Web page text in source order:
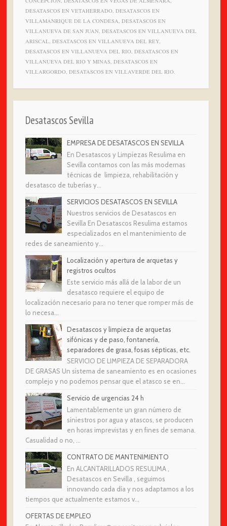
DESATASCOS EN VETAHERRADO, DESATASCOS EN
VILLAMANRIQUE DE LA CONDESA, DESATASCOS EN
VILLANUEVA DE SAN JUAN, DESATASCOS EN VILLANUEVA DEL
ARISCAL, DESATASCOS EN VILLANUEVA DEL REY,
DESATASCOS EN VILLANUEVA DEL RIO, DESATASCOS EN
VILLANUEVA DEL RIO Y MINAS, DESATASCOS EN
VILLARGORDO, DESATASCOS EN VILLAVERDE DEL RIO.
Desatascos Sevilla
EMPRESA DE DESATASCOS EN SEVILLA
En Desatascos y Limpiezas Resulima en
Sevilla contamos con las más modernas
técnicas de limpieza, rehabilitación y
desatasco de tuberías y...
SERVICIOS DESATASCOS EN SEVILLA
Nuestros servicios de Desatascos en
Sevilla En Desatascos Resulima estamos
especializados en el mantenimiento de
redes de saneamiento y...
Localización y apertura de arquetas y
registros ocultos
Este servicio más allá de la labor de un
desatasco requiere el equipo de
localización necesario para no tener que romper más de
lo necesa...
Desatascos y limpieza de arquetas
sifónicas y de paso, fontanería,
separadores de grasa, fosas sépticas, etc.
SERVICIO DE LIMPIEZA DE SEPARADORA
DE GRASAS Un sistema de saneamiento es en ocasiones
complejo y no podemos pensar que el atasco se en...
Servicio de urgencias 24 h
Lamentablemente un gran número de
siniestros por agua y atascos, se producen
en horas imprevistas y en fines de semana.
Casualidad o no, ...
CONTRATO DE MANTENIMIENTO
En ALCANTARILLADOS RESULIMA ,
Desatascos en Sevilla , seguimos
innovando cada día y nos adaptamos a los
tiempos que actualmente estamos v...
OFERTAS DE EMPLEO